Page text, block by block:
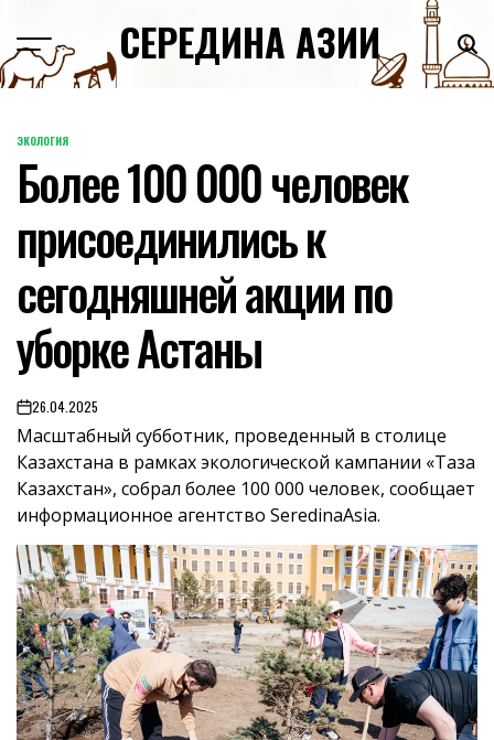
content
СЕРЕДИНА АЗИИ
POSTED
IN
ЭКОЛОГИЯ
Более 100 000 человек
присоединились к
сегодняшней акции по
уборке Астаны
on26.04.2025
Масштабный субботник, проведенный в столице
Казахстана в рамках экологической кампании «Таза
Казахстан», собрал более 100 000 человек, сообщает
информационное агентство SeredinaAsia.